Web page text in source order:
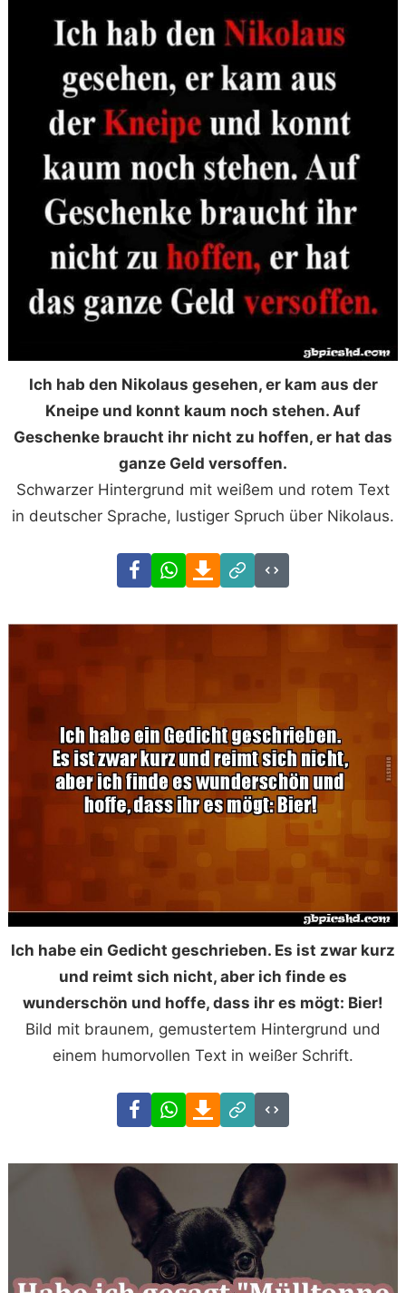
Ich hab den Nikolaus gesehen, er kam aus der
Kneipe und konnt kaum noch stehen. Auf
Geschenke braucht ihr nicht zu hoffen, er hat das
ganze Geld versoffen.
Schwarzer Hintergrund mit weißem und rotem Text
in deutscher Sprache, lustiger Spruch über Nikolaus.
FacebookWhatsAppDownload
Link
Code
Ich habe ein Gedicht geschrieben. Es ist zwar kurz
und reimt sich nicht, aber ich finde es
wunderschön und hoffe, dass ihr es mögt: Bier!
Bild mit braunem, gemustertem Hintergrund und
einem humorvollen Text in weißer Schrift.
FacebookWhatsAppDownload
Link
Code